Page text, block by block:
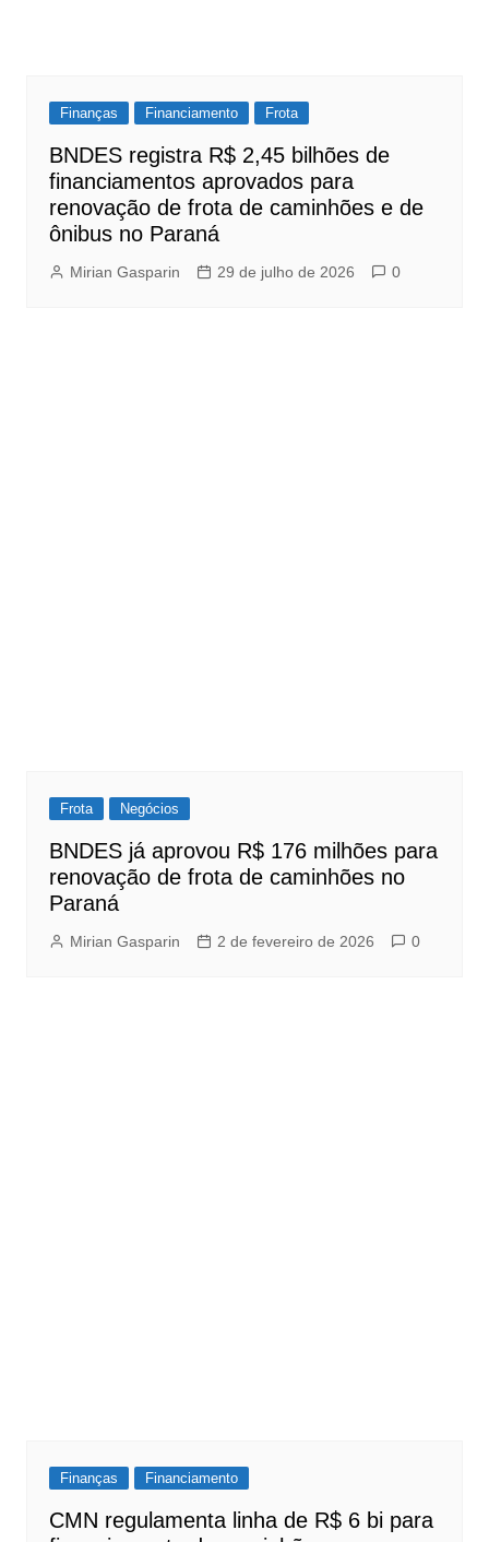
Finanças Financiamento Frota
BNDES registra R$ 2,45 bilhões de
financiamentos aprovados para
renovação de frota de caminhões e de
ônibus no Paraná
Mirian Gasparin 29 de julho de 2026 0
Frota Negócios
BNDES já aprovou R$ 176 milhões para
renovação de frota de caminhões no
Paraná
Mirian Gasparin 2 de fevereiro de 2026 0
Finanças Financiamento
CMN regulamenta linha de R$ 6 bi para